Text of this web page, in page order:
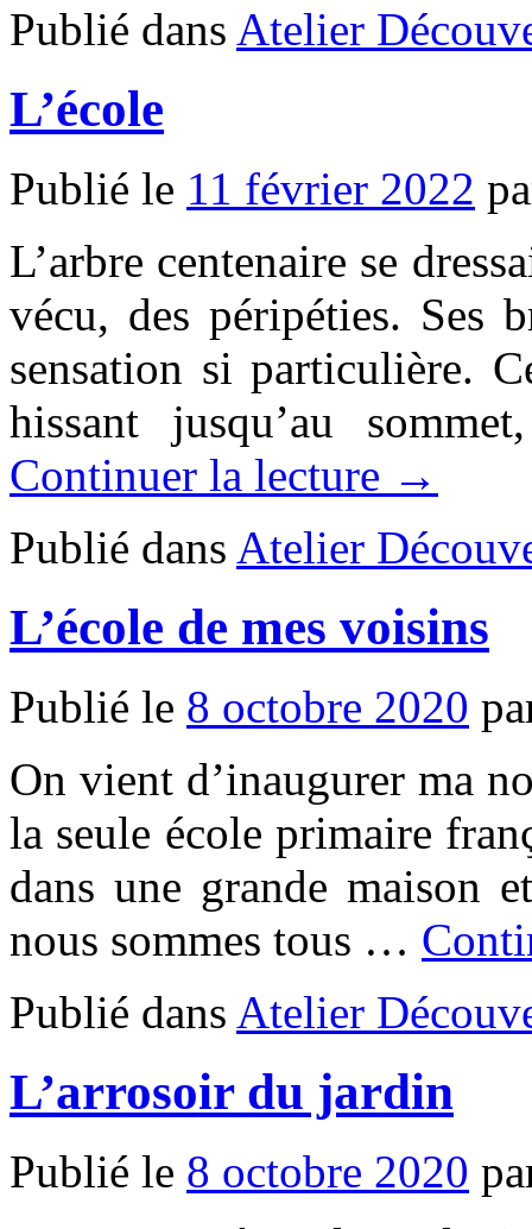
Publié dans Atelier
L’école
Publié le 11 février 2022
L’arbre centenaire se
vécu, des péripéties. Ses
sensation si particulière.
hissant jusqu’au
Continuer la lecture →
Publié dans Atelier
L’école de mes voisins
Publié le 8 octobre 2020
On vient d’inaugurer ma
la seule école primaire
dans une grande maison
nous sommes tous …
Publié dans Atelier
L’arrosoir du jardin
Publié le 8 octobre 2020